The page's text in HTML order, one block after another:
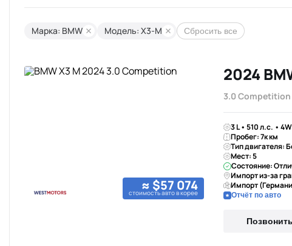
Марка: BMW Модель: X3-M Сбросить все
≈ $57 074
стоимость авто в корее
2024
3.0 Competition
3 L • 510 л.с. •
Пробег: 7к км
Тип двигателя:
Мест: 5
Состояние:
Импорт из-за
Импорт
Отчёт по авто